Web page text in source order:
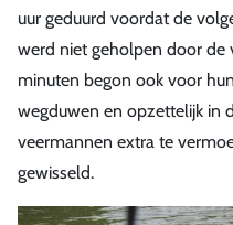
uur geduurd voordat de
werd niet geholpen door de
minuten begon ook voor
wegduwen en opzettelijk in
veermannen extra te
gewisseld.